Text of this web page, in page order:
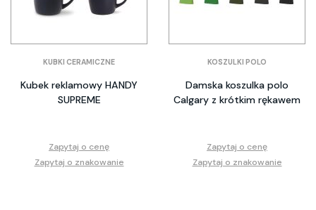
KUBKI CERAMICZNE
Kubek reklamowy HANDY
SUPREME
Zapytaj o cenę
Zapytaj o znakowanie
KOSZULKI POLO
Damska koszulka polo
Calgary z krótkim rękawem
Zapytaj o cenę
Zapytaj o znakowanie